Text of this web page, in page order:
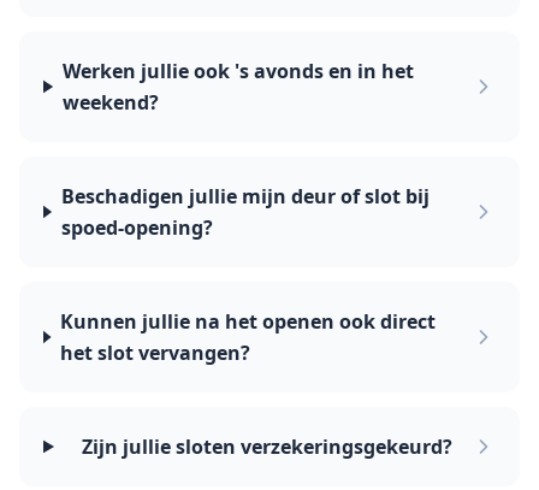
Werken jullie ook 's avonds en in het
weekend?
Beschadigen jullie mijn deur of slot bij
spoed-opening?
Kunnen jullie na het openen ook direct
het slot vervangen?
Zijn jullie sloten verzekeringsgekeurd?